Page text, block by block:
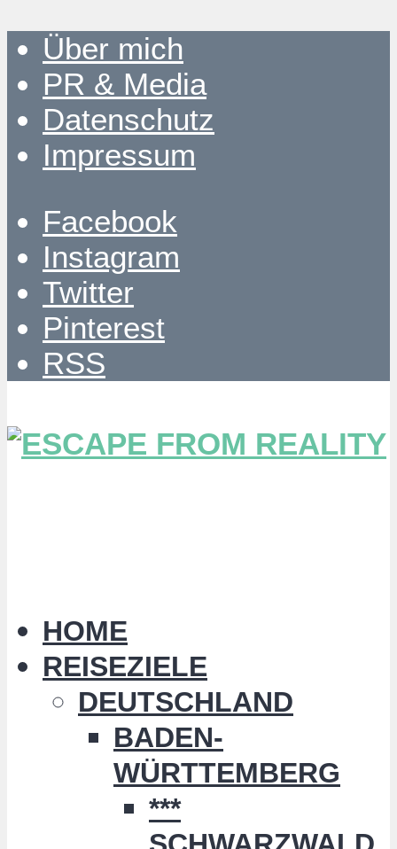
Über mich
PR & Media
Datenschutz
Impressum
Facebook
Instagram
Twitter
Pinterest
RSS
HOME
REISEZIELE
DEUTSCHLAND
BADEN-
WÜRTTEMBERG
***